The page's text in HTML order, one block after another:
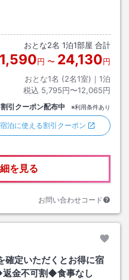
おとな2名 1泊1部屋 合計
円 〜 24,130円
おとな1名 (2名1室)｜ 1泊
税込 5,795円〜12,065円
割引クーポン配布中 ※利用条件あり
泊に使える割引クーポン
を見る
お問い合わせコード
確定いただくとお得に宿
金不可割◆食事なし